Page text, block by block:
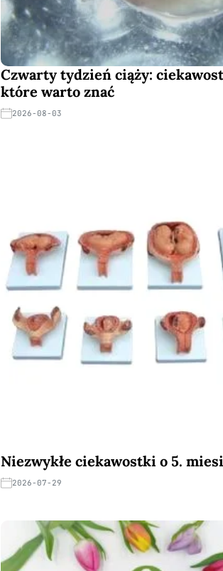
Czwarty tydzień ciąży:
które warto znać
2026-08-03
Niezwykłe ciekawostki o 5.
2026-07-29